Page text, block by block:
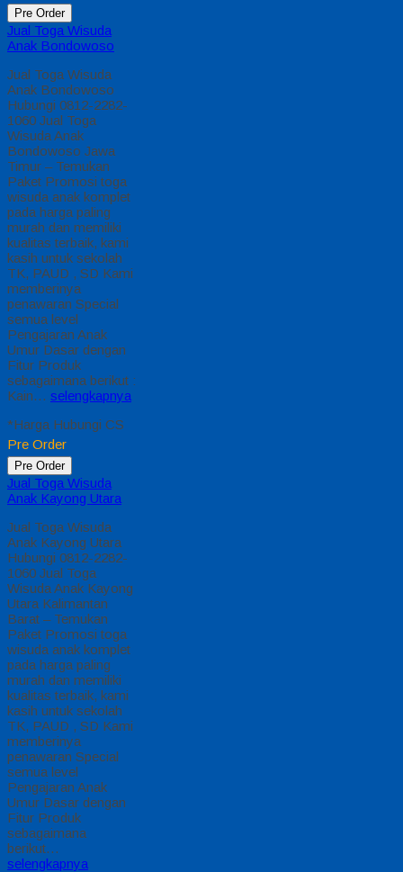
Pre Order
Jual Toga Wisuda
Anak Bondowoso
Jual Toga Wisuda
Anak Bondowoso
Hubungi 0812-2282-
1060 Jual Toga
Wisuda Anak
Bondowoso Jawa
Timur – Temukan
Paket Promosi toga
wisuda anak komplet
pada harga paling
murah dan memiliki
kualitas terbaik, kami
kasih untuk sekolah
TK, PAUD , SD Kami
memberinya
penawaran Special
semua level
Pengajaran Anak
Umur Dasar dengan
Fitur Produk
sebagaimana berikut :
Kain… selengkapnya
*Harga Hubungi CS
Pre Order
Pre Order
Jual Toga Wisuda
Anak Kayong Utara
Jual Toga Wisuda
Anak Kayong Utara
Hubungi 0812-2282-
1060 Jual Toga
Wisuda Anak Kayong
Utara Kalimantan
Barat – Temukan
Paket Promosi toga
wisuda anak komplet
pada harga paling
murah dan memiliki
kualitas terbaik, kami
kasih untuk sekolah
TK, PAUD , SD Kami
memberinya
penawaran Special
semua level
Pengajaran Anak
Umur Dasar dengan
Fitur Produk
sebagaimana
berikut…
selengkapnya